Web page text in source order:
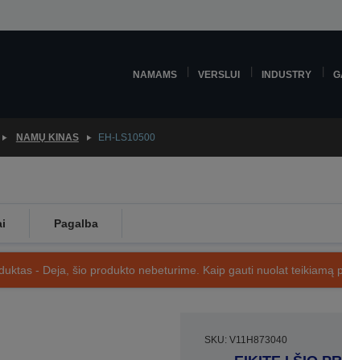
NAMAMS VERSLUI INDUSTRY
NAMŲ KINAS EH-LS10500
Pagalba
- Deja, šio produkto nebeturime. Kaip gauti nuolat teikiamą
SKU: V11H873040